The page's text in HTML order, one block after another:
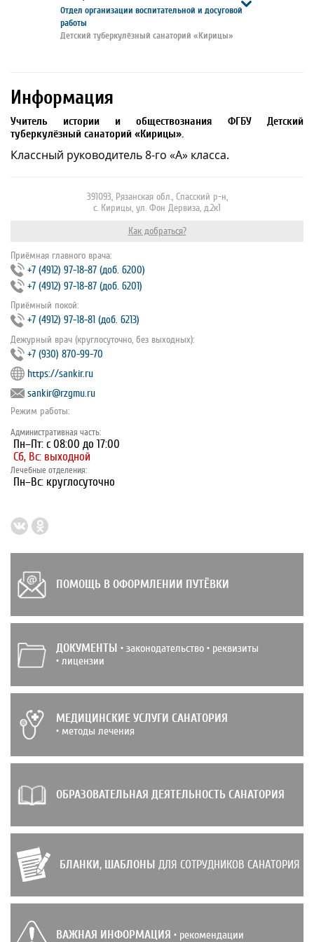
Отдел организации воспитательной и досуговой
работы
Детский туберкулёзный санаторий «Кирицы»
Информация
Учитель истории и обществознания ФГБУ Детский
туберкулёзный санаторий «Кирицы».
Классный руководитель 8-го «А» класса.
391093, Рязанская обл., Спасский р-н,
с. Кирицы, ул. Фон Дервиза, д.2к1
Как добраться?
Приёмная главного врача:
+7 (4912) 97‐18‐87 (доб. 6200)
+7 (4912) 97‐18‐87 (доб. 6201)
Приёмный покой:
+7 (4912) 97‐18‐81 (доб. 6213)
Дежурный врач (круглосуточно, без выходных):
+7 (930) 870-99-70
https://sankir.ru
sankir@rzgmu.ru
Режим работы:
Административная часть:
Пн–Пт: с 08:00 до 17:00
Сб, Вс: выходной
Лечебные отделения:
Пн–Вс: круглосуточно
ПОМОЩЬ В ОФОРМЛЕНИИ ПУТЁВКИ
ДОКУМЕНТЫ • законодательство • реквизиты
• лицензии
МЕДИЦИНСКИЕ УСЛУГИ САНАТОРИЯ
• методы лечения
ОБРАЗОВАТЕЛЬНАЯ ДЕЯТЕЛЬНОСТЬ САНАТОРИЯ
БЛАНКИ, ШАБЛОНЫ ДЛЯ СОТРУДНИКОВ САНАТОРИЯ
ВАЖНАЯ ИНФОРМАЦИЯ • рекомендации